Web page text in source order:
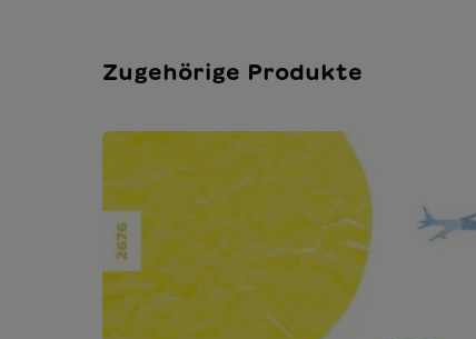
Produktgalerie überspringen
Zugehörige Produkte